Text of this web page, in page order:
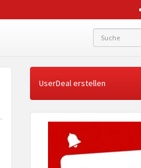
UserDeal erstellen